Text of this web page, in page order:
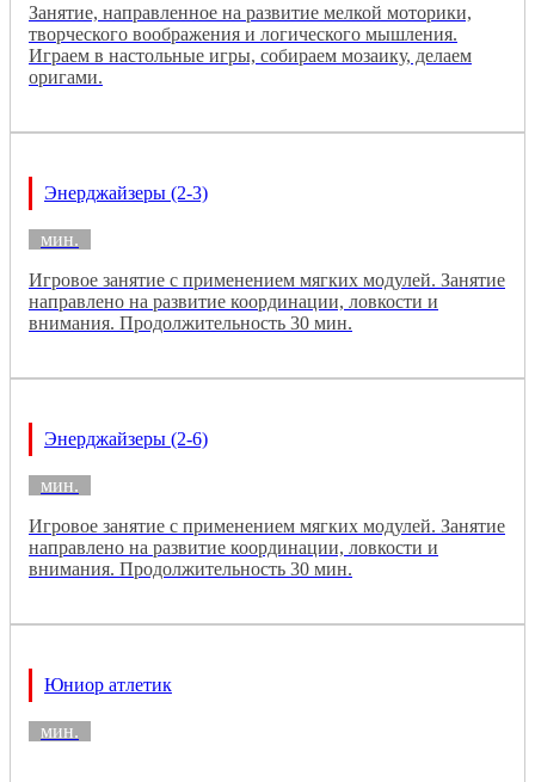
Занятие, направленное на развитие мелкой моторики,
творческого воображения и логического мышления.
Играем в настольные игры, собираем мозаику, делаем
оригами.
Энерджайзеры (2-3)
мин.
Игровое занятие с применением мягких модулей. Занятие
направлено на развитие координации, ловкости и
внимания. Продолжительность 30 мин.
Энерджайзеры (2-6)
мин.
Игровое занятие с применением мягких модулей. Занятие
направлено на развитие координации, ловкости и
внимания. Продолжительность 30 мин.
Юниор атлетик
мин.